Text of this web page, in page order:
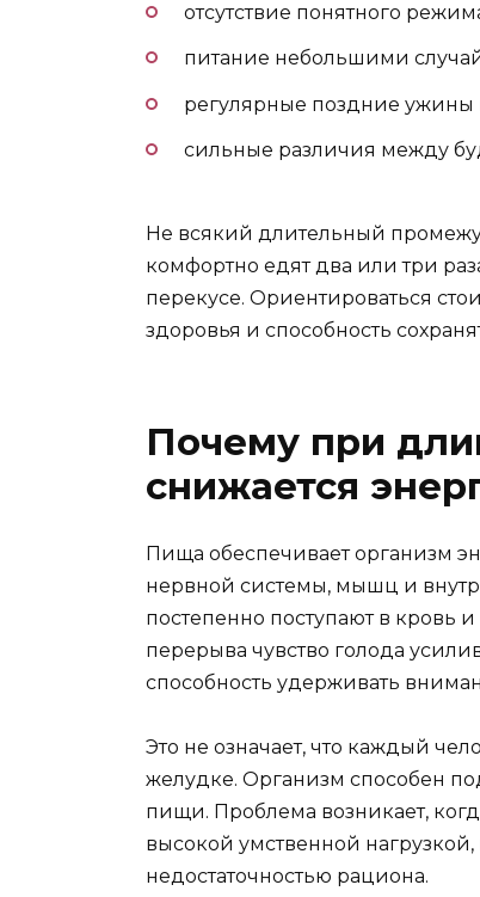
отсутствие понятного
питание небольшими
регулярные поздние ужины
сильные различия между
Не всякий длительный
комфортно едят два или три
перекусе. Ориентироваться
здоровья и способность
Почему при
снижается
Пища обеспечивает организм
нервной системы, мышц и
постепенно поступают в кровь
перерыва чувство голода
способность удерживать
Это не означает, что каждый
желудке. Организм способен
пищи. Проблема возникает,
высокой умственной
недостаточностью рациона.